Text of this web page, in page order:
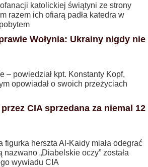
katolickiej świątyni ze strony
razem ich ofiarą padła katedra w
Wołynia: Ukrainy nigdy nie
– powiedział kpt. Konstanty Kopf,
opowiadał o swoich przeżyciach
CIA sprzedana za niemal 12
herszta Al-Kaidy miała odegrać
„Diabelskie oczy” została
wywiadu CIA